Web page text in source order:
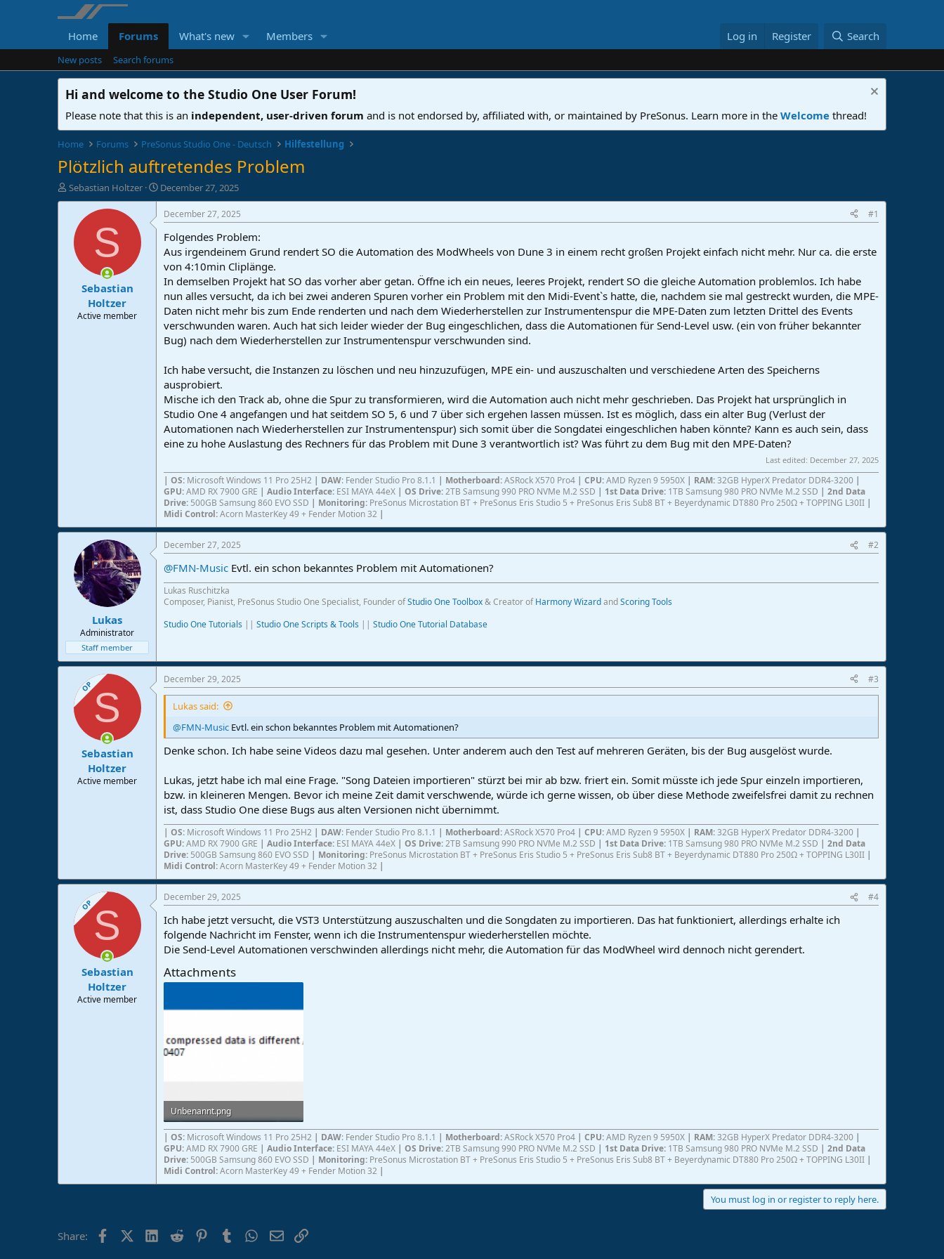
Home Forums What's new Members Log in Register Search
New posts Search forums
Hi and welcome to the Studio One User Forum!
Please note that this is an independent, user-driven forum and is not endorsed by, affiliated with, or maintained by PreSonus. Learn more in the Welcome thread!
Home Forums PreSonus Studio One - Deutsch Hilfestellung
Plötzlich auftretendes Problem
T
h
Sebastian Holtzer
S
t
d
a
e
December 27, 2025
S
Sebastian
Holtzer
Active member
December 27, 2025 #1
Folgendes Problem:
Aus irgendeinem Grund rendert SO die Automation des ModWheels von Dune 3 in einem recht großen Projekt einfach nicht mehr. Nur ca. die erste
von 4:10min Cliplänge.
In demselben Projekt hat SO das vorher aber getan. Öffne ich ein neues, leeres Projekt, rendert SO die gleiche Automation problemlos. Ich habe
nun alles versucht, da ich bei zwei anderen Spuren vorher ein Problem mit den Midi-Event`s hatte, die, nachdem sie mal gestreckt wurden, die MPE-
Daten nicht mehr bis zum Ende renderten und nach dem Wiederherstellen zur Instrumentenspur die MPE-Daten zum letzten Drittel des Events
verschwunden waren. Auch hat sich leider wieder der Bug eingeschlichen, dass die Automationen für Send-Level usw. (ein von früher bekannter
Bug) nach dem Wiederherstellen zur Instrumentenspur verschwunden sind.
Ich habe versucht, die Instanzen zu löschen und neu hinzuzufügen, MPE ein- und auszuschalten und verschiedene Arten des Speicherns
ausprobiert.
Mische ich den Track ab, ohne die Spur zu transformieren, wird die Automation auch nicht mehr geschrieben. Das Projekt hat ursprünglich in
Studio One 4 angefangen und hat seitdem SO 5, 6 und 7 über sich ergehen lassen müssen. Ist es möglich, dass ein alter Bug (Verlust der
Automationen nach Wiederherstellen zur Instrumentenspur) sich somit über die Songdatei eingeschlichen haben könnte? Kann es auch sein, dass
eine zu hohe Auslastung des Rechners für das Problem mit Dune 3 verantwortlich ist? Was führt zu dem Bug mit den MPE-Daten?
Last edited: December 27, 2025
| OS: Microsoft Windows 11 Pro 25H2 | DAW: Fender Studio Pro 8.1.1 | Motherboard:ASRock X570 Pro4 | CPU:AMD Ryzen 9 5950X | RAM:32GB HyperX Predator DDR4-3200 |
GPU:AMD RX 7900 GRE | Audio Interface: ESI MAYA 44eX | OS Drive:2TB Samsung 990 PRO NVMe M.2 SSD | 1st Data Drive: 1TB Samsung 980 PRO NVMe M.2 SSD | 2nd Data
Drive: 500GB Samsung 860 EVO SSD | Monitoring: PreSonus Microstation BT + PreSonus Eris Studio 5 + PreSonus Eris Sub8 BT + Beyerdynamic DT880 Pro 250Ω + TOPPING L30II |
Midi Control:Acorn MasterKey 49 + Fender Motion 32 |
Lukas
Administrator
Staff member
December 27, 2025 #2
@FMN-Music Evtl. ein schon bekanntes Problem mit Automationen?
Lukas Ruschitzka
Composer, Pianist, PreSonus Studio One Specialist, Founder ofStudio One Toolbox& Creator ofHarmony WizardandScoring Tools
Studio One Tutorials || Studio One Scripts & Tools || Studio One Tutorial Database
OPS
Sebastian
Holtzer
Active member
December 29, 2025 #3
Lukas said:
@FMN-Music Evtl. ein schon bekanntes Problem mit Automationen?
Denke schon. Ich habe seine Videos dazu mal gesehen. Unter anderem auch den Test auf mehreren Geräten, bis der Bug ausgelöst wurde.
Lukas, jetzt habe ich mal eine Frage. "Song Dateien importieren" stürzt bei mir ab bzw. friert ein. Somit müsste ich jede Spur einzeln importieren,
bzw. in kleineren Mengen. Bevor ich meine Zeit damit verschwende, würde ich gerne wissen, ob über diese Methode zweifelsfrei damit zu rechnen
ist, dass Studio One diese Bugs aus alten Versionen nicht übernimmt.
| OS: Microsoft Windows 11 Pro 25H2 | DAW: Fender Studio Pro 8.1.1 | Motherboard:ASRock X570 Pro4 | CPU:AMD Ryzen 9 5950X | RAM:32GB HyperX Predator DDR4-3200 |
GPU:AMD RX 7900 GRE | Audio Interface: ESI MAYA 44eX | OS Drive:2TB Samsung 990 PRO NVMe M.2 SSD | 1st Data Drive: 1TB Samsung 980 PRO NVMe M.2 SSD | 2nd Data
Drive: 500GB Samsung 860 EVO SSD | Monitoring: PreSonus Microstation BT + PreSonus Eris Studio 5 + PreSonus Eris Sub8 BT + Beyerdynamic DT880 Pro 250Ω + TOPPING L30II |
Midi Control:Acorn MasterKey 49 + Fender Motion 32 |
OPS
Sebastian
Holtzer
Active member
December 29, 2025 #4
Ich habe jetzt versucht, die VST3 Unterstützung auszuschalten und die Songdaten zu importieren. Das hat funktioniert, allerdings erhalte ich
folgende Nachricht im Fenster, wenn ich die Instrumentenspur wiederherstellen möchte.
Die Send-Level Automationen verschwinden allerdings nicht mehr, die Automation für das ModWheel wird dennoch nicht gerendert.
Attachments
Unbenannt.png
3,7 KB · Views: 30
| OS: Microsoft Windows 11 Pro 25H2 | DAW: Fender Studio Pro 8.1.1 | Motherboard:ASRock X570 Pro4 | CPU:AMD Ryzen 9 5950X | RAM:32GB HyperX Predator DDR4-3200 |
GPU:AMD RX 7900 GRE | Audio Interface: ESI MAYA 44eX | OS Drive:2TB Samsung 990 PRO NVMe M.2 SSD | 1st Data Drive: 1TB Samsung 980 PRO NVMe M.2 SSD | 2nd Data
Drive: 500GB Samsung 860 EVO SSD | Monitoring: PreSonus Microstation BT + PreSonus Eris Studio 5 + PreSonus Eris Sub8 BT + Beyerdynamic DT880 Pro 250Ω + TOPPING L30II |
Midi Control:Acorn MasterKey 49 + Fender Motion 32 |
You must log in or register to reply here.
Share: FacebookX (Twitter)LinkedIn
Reddit PinterestTumblr WhatsApp
EmailLink